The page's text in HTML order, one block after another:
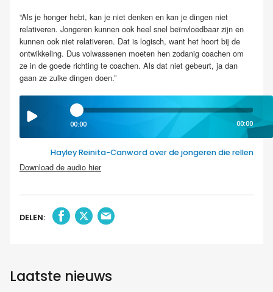
“Als je honger hebt, kan je niet denken en kan je dingen niet
relativeren. Jongeren kunnen ook heel snel beïnvloedbaar zijn en
kunnen ook niet relativeren. Dat is logisch, want het hoort bij de
ontwikkeling. Dus volwassenen moeten hen zodanig coachen om
ze in de goede richting te coachen. Als dat niet gebeurt, ja dan
gaan ze zulke dingen doen.”
00:00 00:00
Hayley Reinita-Canword over de jongeren die rellen
Download de audio hier
DELEN:
Laatste nieuws